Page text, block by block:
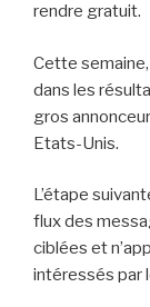
rendre gratuit.
Cette
dans les
gros
Etats-Unis.
L’étape
flux des
ciblées et
intéressés par